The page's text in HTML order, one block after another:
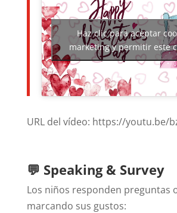
Haz clic para aceptar
marketing y permitir este
URL del vídeo: https://youtu.be/
💬 Speaking & Survey
Los niños responden preguntas
marcando sus gustos: